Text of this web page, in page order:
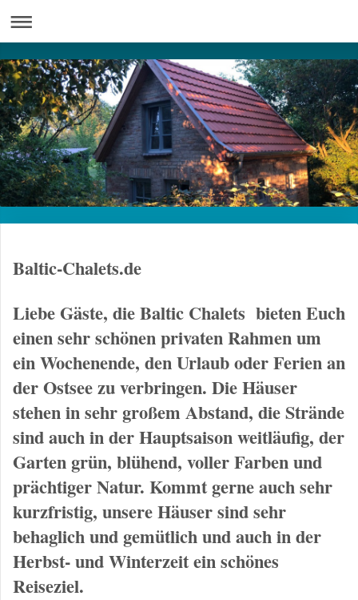
Baltic-Chalets.de
Liebe Gäste, die Baltic Chalets bieten Euch
einen sehr schönen privaten Rahmen um
ein Wochenende, den Urlaub oder Ferien an
der Ostsee zu verbringen. Die Häuser
stehen in sehr großem Abstand, die Strände
sind auch in der Hauptsaison weitläufig, der
Garten grün, blühend, voller Farben und
prächtiger Natur. Kommt gerne auch sehr
kurzfristig, unsere Häuser sind sehr
behaglich und gemütlich und auch in der
Herbst- und Winterzeit ein schönes
Reiseziel.